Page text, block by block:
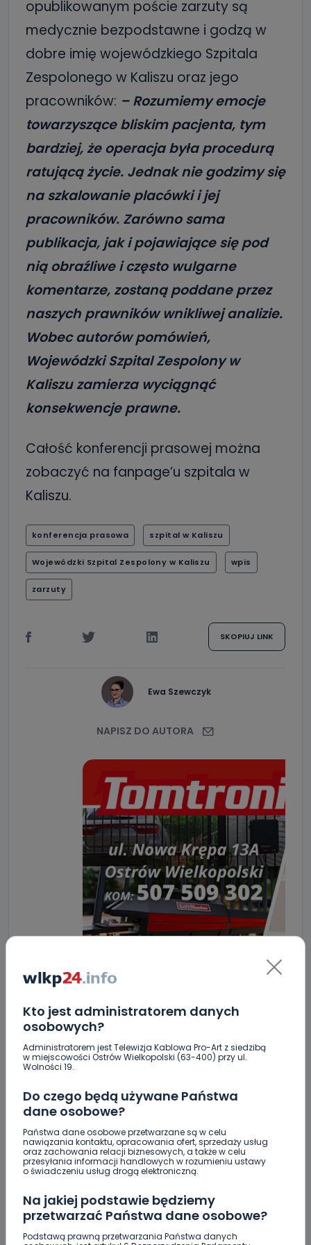
Kto jest administratorem danych
osobowych?
Administratorem jest Telewizja Kablowa Pro-Art z siedzibą
w miejscowości Ostrów Wielkopolski (63-400) przy ul.
Wolności 19.
Do czego będą używane Państwa
dane osobowe?
Państwa dane osobowe przetwarzane są w celu
nawiązania kontaktu, opracowania ofert, sprzedaży usług
oraz zachowania relacji biznesowych, a także w celu
przesyłania informacji handlowych w rozumieniu ustawy
o świadczeniu usług drogą elektroniczną.
Na jakiej podstawie będziemy
przetwarzać Państwa dane osobowe?
Podstawą prawną przetwarzania Państwa danych
opublikowanym poście zarzuty są
medycznie bezpodstawne i godzą w
dobre imię wojewódzkiego Szpitala
Zespolonego w Kaliszu oraz jego
pracowników: – Rozumiemy emocje
towarzyszące bliskim pacjenta, tym
bardziej, że operacja była procedurą
ratującą życie. Jednak nie godzimy się
na szkalowanie placówki i jej
pracowników. Zarówno sama
publikacja, jak i pojawiające się pod
nią obraźliwe i często wulgarne
komentarze, zostaną poddane przez
naszych prawników wnikliwej analizie.
Wobec autorów pomówień,
Wojewódzki Szpital Zespolony w
Kaliszu zamierza wyciągnąć
konsekwencje prawne.
Całość konferencji prasowej można
zobaczyć na fanpage’u szpitala w
Kaliszu.
konferencja prasowa szpital w Kaliszu
Wojewódzki Szpital Zespolony w Kaliszu wpis
zarzuty
SKOPIUJ LINK
Ewa Szewczyk
NAPISZ DO AUTORA
ZOBACZ TAKŻE
07.08.2026 19:16
Auto rozbite na drzewie.
Poszkodowani…
07.08.2026 18:41
zderzeniu…